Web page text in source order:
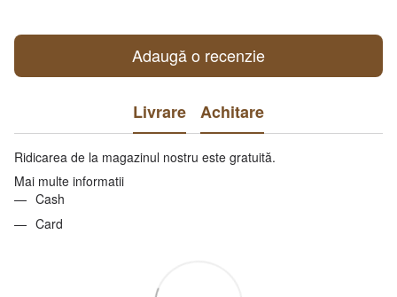
Adaugă o recenzie
Livrare Achitare
Ridicarea de la magazinul nostru este gratuită.
Mai multe informatii
Cash
Card